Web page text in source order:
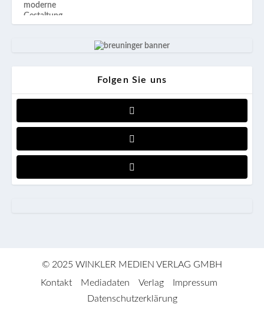
Folgen Sie uns
© 2025 WINKLER MEDIEN VERLAG GMBH
Kontakt
Mediadaten Verlag
Impressum
Datenschutzerklärung